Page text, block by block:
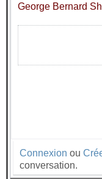
George Bernard
Connexion ou
conversation.